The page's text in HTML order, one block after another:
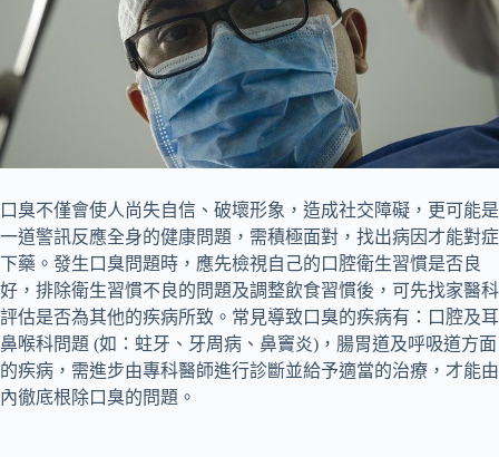
口臭不僅會使人尚失自信、破壞形象，造成社交障礙，更可能是
一道警訊反應全身的健康問題，需積極面對，找出病因才能對症
下藥。發生口臭問題時，應先檢視自己的口腔衛生習慣是否良
好，排除衛生習慣不良的問題及調整飲食習慣後，可先找家醫科
評估是否為其他的疾病所致。常見導致口臭的疾病有：口腔及耳
鼻喉科問題 (如：蛀牙、牙周病、鼻竇炎)，腸胃道及呼吸道方面
的疾病，需進步由專科醫師進行診斷並給予適當的治療，才能由
內徹底根除口臭的問題。